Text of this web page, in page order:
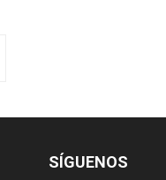
SÍGUENOS